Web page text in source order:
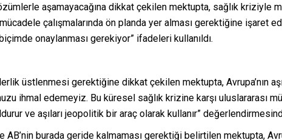
aşamayacağına dikkat çekilen mektupta, sağlık kriziyle
çalışmalarında ön planda yer alması gerektiğine işaret
onaylanması gerekiyor” ifadeleri kullanıldı.
üstlenmesi gerektiğine dikkat çekilen mektupta, Avrupa’nın
ihmal edemeyiz. Bu küresel sağlık krizine karşı uluslararası
ve aşıları jeopolitik bir araç olarak kullanır”
AB’nin burada geride kalmaması gerektiği belirtilen mektupta,